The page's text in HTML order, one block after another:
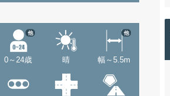
0～24歳
他
晴 幅～5.5m
他